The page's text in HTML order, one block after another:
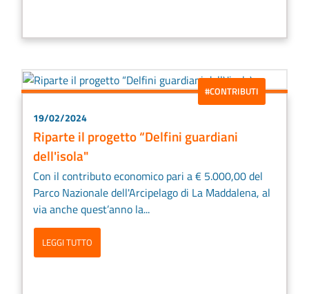
#CONTRIBUTI
19/02/2024
Riparte il progetto “Delfini guardiani
dell'isola"
Con il contributo economico pari a € 5.000,00 del
Parco Nazionale dell'Arcipelago di La Maddalena, al
via anche quest’anno la...
LEGGI TUTTO